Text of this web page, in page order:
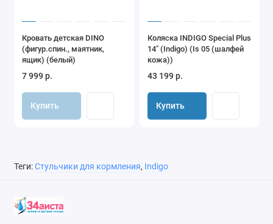
Кровать детская DINO
(фигур.спин., маятник,
ящик) (белый)
7 999 р.
Купить
Коляска INDIGO Special Plus
14" (Indigo) (Is 05 (шалфей
кожа))
43 199 р.
Купить
Теги:Стульчики для кормления, Indigo